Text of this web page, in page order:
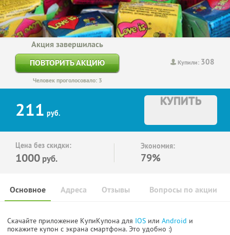
Купили: 308
Акция завершилась
ПОВТОРИТЬ АКЦИЮ
Человек проголосовало: 3
211 руб.
КУПИТЬ
Цена без скидки:
1000 руб.
Экономия:
79%
Основное Отзывы Вопросы по акции
Адреса
Скачайте приложение КупиКупона для IOS или Android и
покажите купон с экрана смартфона. Это удобно :)